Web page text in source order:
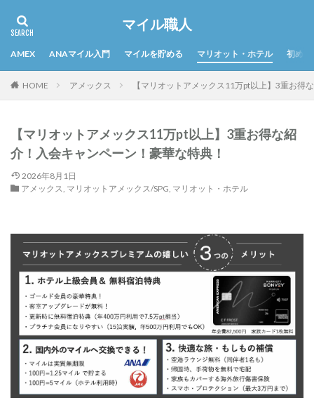
マイル職人
AMEX ANAマイル入門 マイルを貯める マリオット・ホテル 初めて
HOME アメックス 【マリオットアメックス11万pt以上】3重お得
【マリオットアメックス11万pt以上】3重お得な紹
介！入会キャンペーン！豪華な特典！
2026年8月1日
アメックス, マリオットアメックス/SPG, マリオット・ホテル